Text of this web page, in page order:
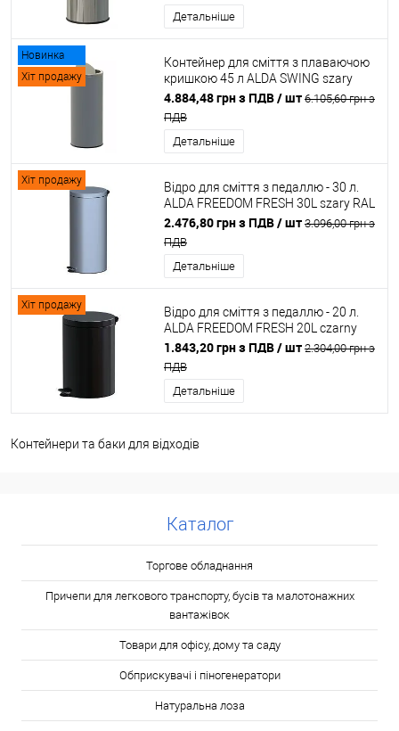
Детальніше
Новинка
Хіт продажу
Контейнер для сміття з плаваючою
кришкою 45 л ALDA SWING szary
RAL 7016
4.884,48 грн з ПДВ/ шт 6.105,60 грн з
ПДВ
Детальніше
Хіт продажу
Відро для сміття з педаллю - 30 л.
ALDA FREEDOM FRESH 30L szary RAL
9006
2.476,80 грн з ПДВ/ шт 3.096,00 грн з
ПДВ
Детальніше
Хіт продажу
Відро для сміття з педаллю - 20 л.
ALDA FREEDOM FRESH 20L czarny
RAL 9005
1.843,20 грн з ПДВ/ шт 2.304,00 грн з
ПДВ
Детальніше
Контейнери та баки для відходів
Каталог
Торгове обладнання
Причепи для легкового транспорту, бусів та малотонажних
вантажівок
Товари для офісу, дому та саду
Обприскувачі і піногенератори
Натуральна лоза